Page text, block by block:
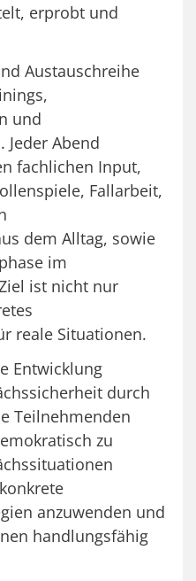
erprobt und
Austauschreihe
und
Jeder Abend
fachlichen Input,
Fallarbeit,
dem Alltag, sowie
im
ist nicht nur
reale Situationen.
Entwicklung
durch
Teilnehmenden
zu
anzuwenden und
handlungsfähig